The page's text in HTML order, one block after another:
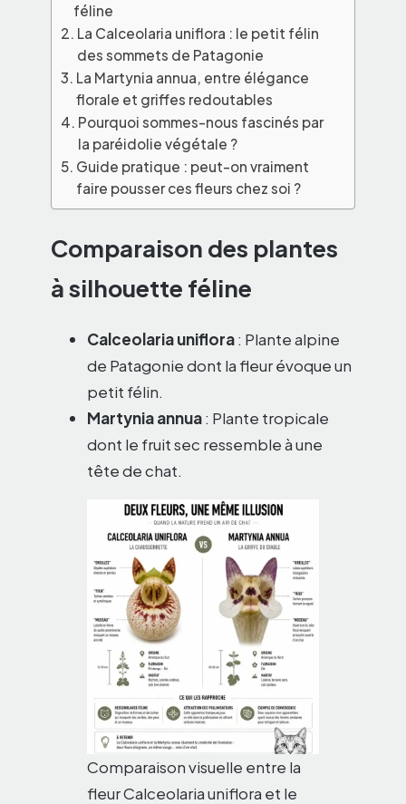
féline
La Calceolaria uniflora : le petit félin
des sommets de Patagonie
La Martynia annua, entre élégance
florale et griffes redoutables
Pourquoi sommes-nous fascinés par
la paréidolie végétale ?
Guide pratique : peut-on vraiment
faire pousser ces fleurs chez soi ?
Comparaison des plantes
à silhouette féline
Calceolaria uniflora: Plante alpine
de Patagonie dont la fleur évoque un
petit félin.
Martynia annua: Plante tropicale
dont le fruit sec ressemble à une
tête de chat.
Comparaison visuelle entre la
fleur Calceolaria uniflora et le